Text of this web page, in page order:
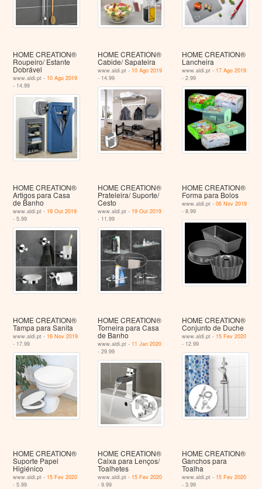
HOME CREATION®
Roupeiro/ Estante
Dobrável
www.aldi.pt - 10 Ago 2019
- 14.99
HOME CREATION®
Cabide/ Sapateira
www.aldi.pt - 10 Ago 2019
- 14.99
HOME CREATION®
Lancheira
www.aldi.pt - 17 Ago 2019
- 2.99
HOME CREATION®
Artigos para Casa
de Banho
www.aldi.pt - 19 Out 2019
- 5.99
HOME CREATION®
Prateleira/ Suporte/
Cesto
www.aldi.pt - 19 Out 2019
- 11.99
HOME CREATION®
Forma para Bolos
www.aldi.pt -06 Nov 2019
- 8.99
HOME CREATION®
Tampa para Sanita
www.aldi.pt - 16 Nov 2019
- 17.99
HOME CREATION®
Torneira para Casa
de Banho
www.aldi.pt - 11 Jan 2020
- 29.99
HOME CREATION®
Conjunto de Duche
www.aldi.pt - 15 Fev 2020
- 12.99
HOME CREATION®
Suporte Papel
Higiénico
www.aldi.pt - 15 Fev 2020
- 5.99
HOME CREATION®
Caixa para Lenços/
Toalhetes
www.aldi.pt - 15 Fev 2020
- 9.99
HOME CREATION®
Ganchos para
Toalha
www.aldi.pt - 15 Fev 2020
- 3.99